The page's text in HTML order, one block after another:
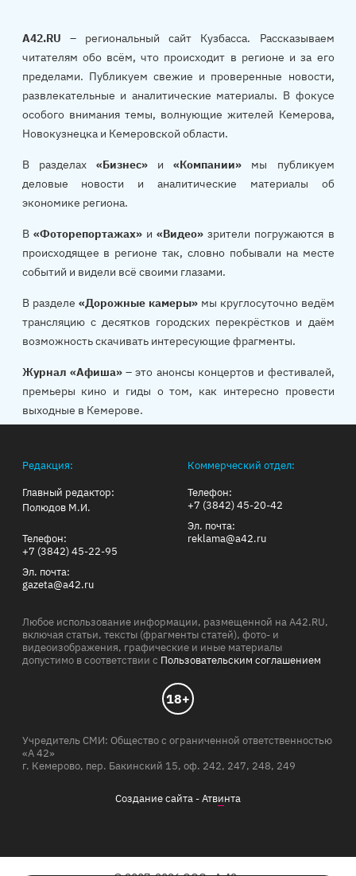
A42.RU – региональный сайт Кузбасса. Рассказываем
читателям обо всём, что происходит в регионе и за его
пределами. Публикуем свежие и проверенные новости,
развлекательные и аналитические материалы. В фокусе
особого внимания темы, волнующие жителей Кемерова,
Новокузнецка и Кемеровской области.
В разделах «Бизнес»и«Компании» мы публикуем
деловые новости и аналитические материалы об
экономике региона.
В «Фоторепортажах»и«Видео» зрители погружаются в
происходящее в регионе так, словно побывали на месте
событий и видели всё своими глазами.
В разделе «Дорожные камеры»мы круглосуточно ведём
трансляцию с десятков городских перекрёстков и даём
возможность скачивать интересующие фрагменты.
Журнал «Афиша»– это анонсы концертов и фестивалей,
премьеры кино и гиды о том, как интересно провести
выходные в Кемерове.
Редакция:
Главный редактор:
Полюдов М.И.
Телефон:
+7 (3842) 45-22-95
Эл. почта:
gazeta@a42.ru
Коммерческий отдел:
Телефон:
+7 (3842) 45-20-42
Эл. почта:
reklama@a42.ru
Любое использование информации, размещенной на A42.RU,
включая статьи, тексты (фрагменты статей), фото- и
видеоизображения, графические и иные материалы
допустимо в соответствии с Пользовательским соглашением
18+
Учредитель СМИ: Общество с ограниченной ответственностью
«А 42»
г. Кемерово, пер. Бакинский 15, оф. 242, 247, 248, 249
Создание сайта -Атвинта